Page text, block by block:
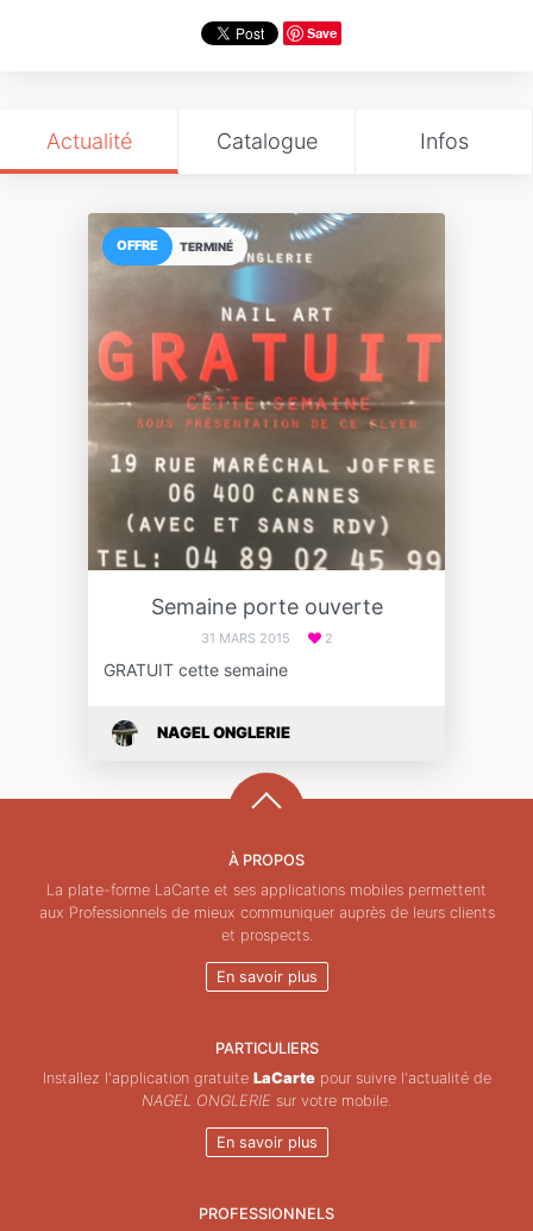
Save
Actualité Catalogue Infos
TERMINÉ
OFFRE
Semaine porte ouverte
31 MARS 2015 2
GRATUIT cette semaine
NAGEL ONGLERIE
À PROPOS
La plate-forme LaCarte et ses applications mobiles permettent
aux Professionnels de mieux communiquer auprès de leurs clients
et prospects.
En savoir plus
PARTICULIERS
Installez l'application gratuite LaCartepour suivre l'actualité de
NAGEL ONGLERIE sur votre mobile.
En savoir plus
PROFESSIONNELS